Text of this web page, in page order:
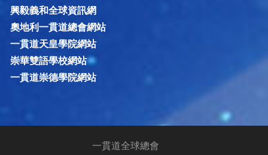
興毅義和全球資訊網
奧地利一貫道總會網站
一貫道天皇學院網站
崇華雙語學校網站
一貫道崇德學院網站
一貫道全球總會